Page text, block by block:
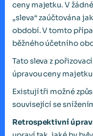
ceny majetku. V
„sleva“ zaúčtována
období. V tomto
běžného účetního
Tato sleva z
úpravou ceny
Existují tři možné
související se
Retrospektivní